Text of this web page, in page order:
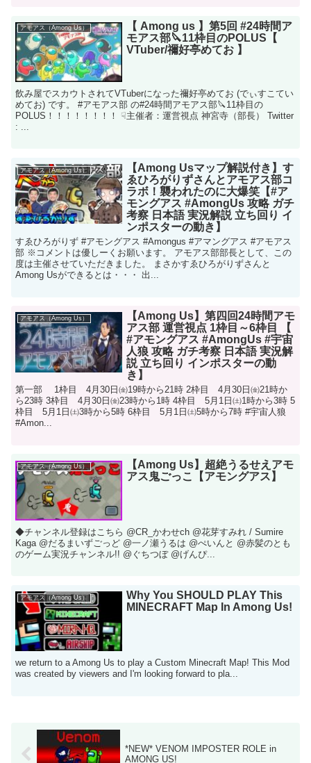
アモアス（Among Us）
【 Among us 】第5回 #24時間ア
モアス部🔪11枠目のPOLUS【
VTuber/禰好亭めてお 】
飲み屋でスカウトされてVTuberになった禰好亭めてお (でぃすこてい
めてお) です。 #アモアス部 の#24時間アモアス部🔪11枠目の
POLUS！！！！！！！！ ☟主催者：運営視点 神宮寺（部長） Twitter
: ...
アモアス（Among Us）
【Among Usマップ解説付き】す
ゑひろがりずさんとアモアス部コ
ラボ！襲われたのに大爆笑【#ア
モングアス #AmongUs 攻略 ガチ
考察 日本語 実況解説 立ち回り イ
ンポスターの動き】
すゑひろがりず #アモングアス #Amongus #アマングアス #アモアス
部 ※コメントは優しーくお願います。 アモアス部部長として、この
度は主催させていただきました。 まさかすゑひろがりずさんと
Among Usができるとは・・・ 出...
アモアス（Among Us）
【Among Us】第四回24時間アモ
アス部 運営視点 1枠目～6枠目 【
#アモングアス #AmongUs #宇宙
人狼 攻略 ガチ考察 日本語 実況解
説 立ち回り インポスターの動
き】
第一部 1枠目 4月30日㈮19時から21時 2枠目 4月30日㈮21時か
ら23時 3枠目 4月30日㈮23時から1時 4枠目 5月1日㈯1時から3時 5
枠目 5月1日㈯3時から5時 6枠目 5月1日㈯5時から7時 #宇宙人狼
#Amon...
アモアス（Among Us）
【Among Us】超絶うるせえアモ
アス鬼ごっこ【アモングアス】
◆チャンネル登録はこちら @CR_かわせch @花芽すみれ / Sumire
Kaga @だるまいずごっど @一ノ瀬うるは @ぺいんと @赤髪のとも
のゲーム実況チャンネル!! @ぐちつぼ @げんぴ...
アモアス（Among Us）
Why You SHOULD PLAY This
MINECRAFT Map In Among Us!
we return to a Among Us to play a Custom Minecraft Map! This Mod
was created by viewers and I'm looking forward to pla...
*NEW* VENOM IMPOSTER ROLE in
AMONG US!